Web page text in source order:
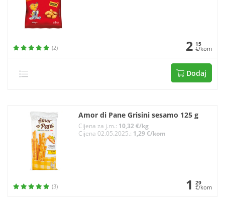
(2) 2 15
€/kom
Dodaj
Amor di Pane Grisini sesamo 125 g
Cijena za j.m.: 10,32 €/kg
Cijena 02.05.2025.: 1,29 €/kom
(3) 1 29
€/kom